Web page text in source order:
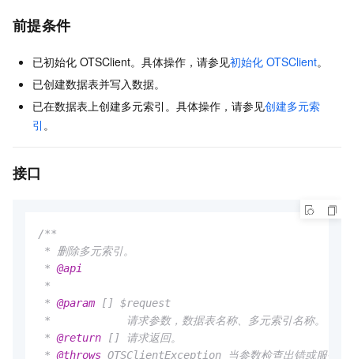
前提条件
已初始化 OTSClient。具体操作，请参见初始化 OTSClient。
已创建数据表并写入数据。
已在数据表上创建多元索引。具体操作，请参见创建多元索
引 。
接口
/**
* 删除多元索引。
* @api
*
* @param [] $request
*            请求参数，数据表名称、多元索引名称。
* @return [] 请求返回。
* @throws OTSClientException 当参数检查出错或服务端